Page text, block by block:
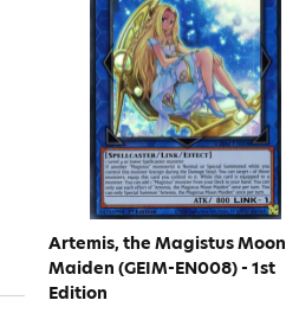
Artemis, the Magistus Moon
Maiden (GEIM-EN008) - 1st
Edition